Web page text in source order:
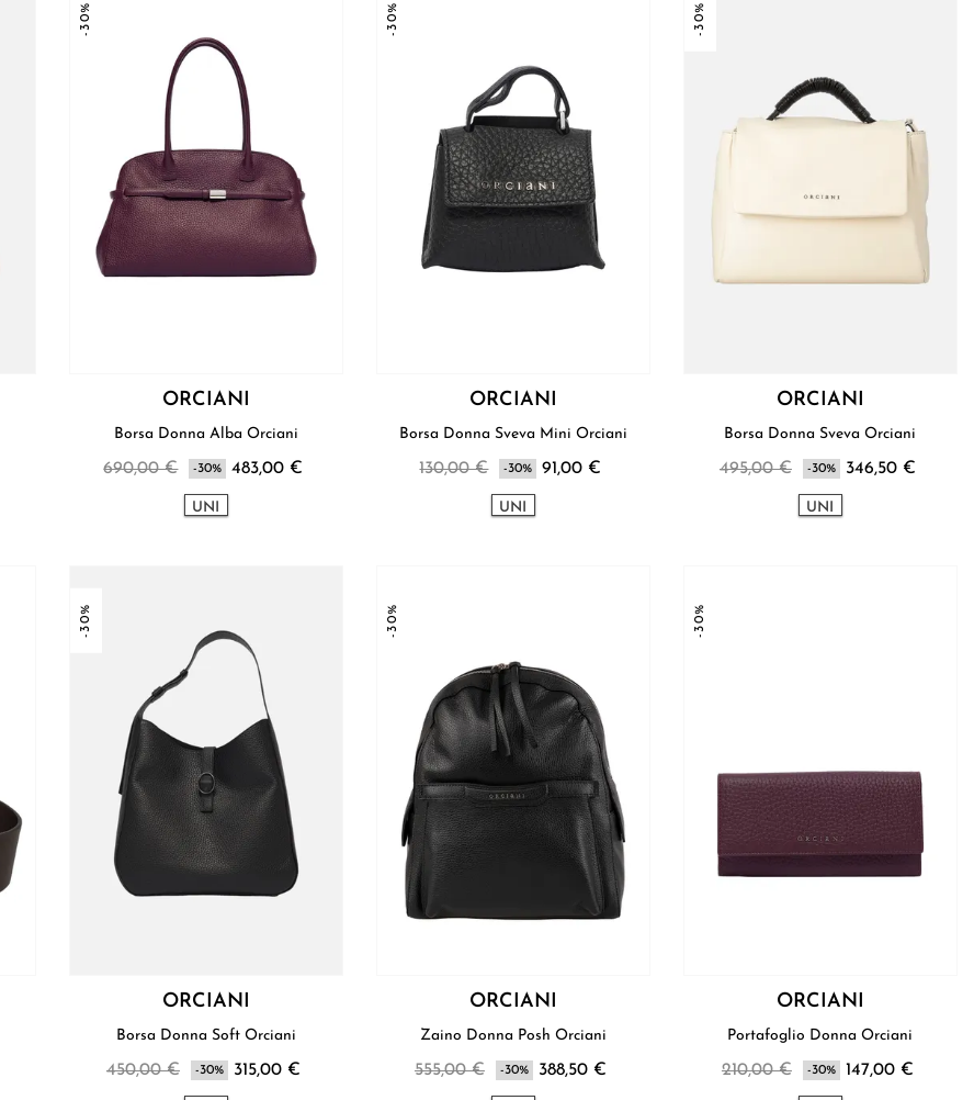
-30%
ORCIANI
Borsa Donna Alba Orciani
690,00 € -30% 483,00 €
UNI
-30%
ORCIANI
Borsa Donna Sveva Mini Orciani
130,00 € -30% 91,00 €
UNI
-30%
ORCIANI
Borsa Donna Sveva Orciani
495,00 € -30% 346,50 €
UNI
-30%
ORCIANI
Borsa Donna Soft Orciani
450,00 € -30% 315,00 €
-30%
ORCIANI
Zaino Donna Posh Orciani
555,00 € -30% 388,50 €
-30%
ORCIANI
Portafoglio Donna Orciani
210,00 € -30% 147,00 €